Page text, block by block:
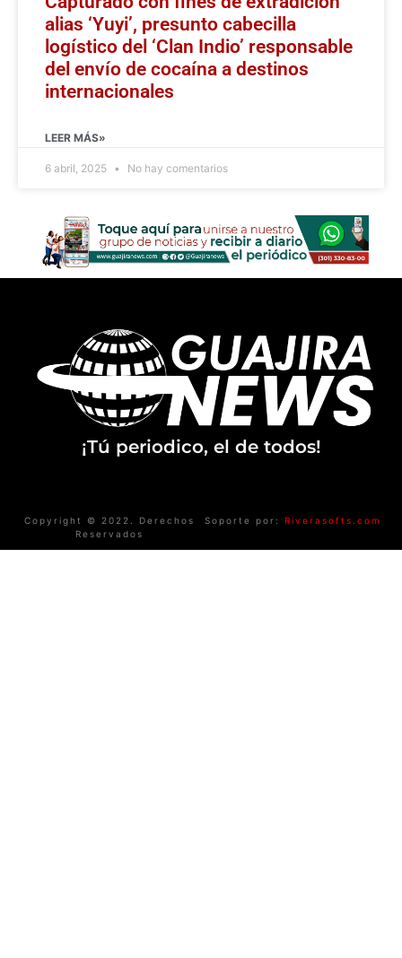
alias ‘Yuyi’, presunto cabecilla
logístico del ‘Clan Indio’ responsable
del envío de cocaína a destinos
internacionales
LEER MÁS»
6 abril, 2025 No hay comentarios
¡Tú periodico, el de todos!
Copyright © 2022. Derechos
Reservados
Soporte por: Riverasofts.com